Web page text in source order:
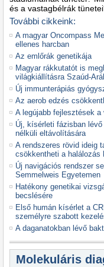
és a vastagbélrák
További cikkeink:
A magyar Oncompass
ellenes harcban
Az emlőrák genetikája
Magyar rákkutatót is
világkiállításra Szaúd-
Új immunterápiás
Az aerob edzés
A legújabb fejlesztések
Új, kísérleti fázisban
nélküli eltávolítására
A rendszeres rövid ideig
csökkentheti a halálozás
Új navigációs rendszer
Semmelweis Egyetemen
Hatékony genetikai
becslésére
Első humán kísérlet a
személyre szabott
A daganatokban lévő
Molekuláris